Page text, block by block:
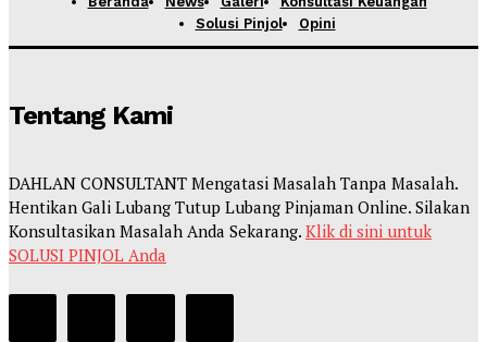
Solusi Pinjol
Opini
Tentang Kami
DAHLAN CONSULTANT Mengatasi Masalah Tanpa Masalah.
Hentikan Gali Lubang Tutup Lubang Pinjaman Online. Silakan
Konsultasikan Masalah Anda Sekarang. Klik di sini untuk
SOLUSI PINJOL Anda